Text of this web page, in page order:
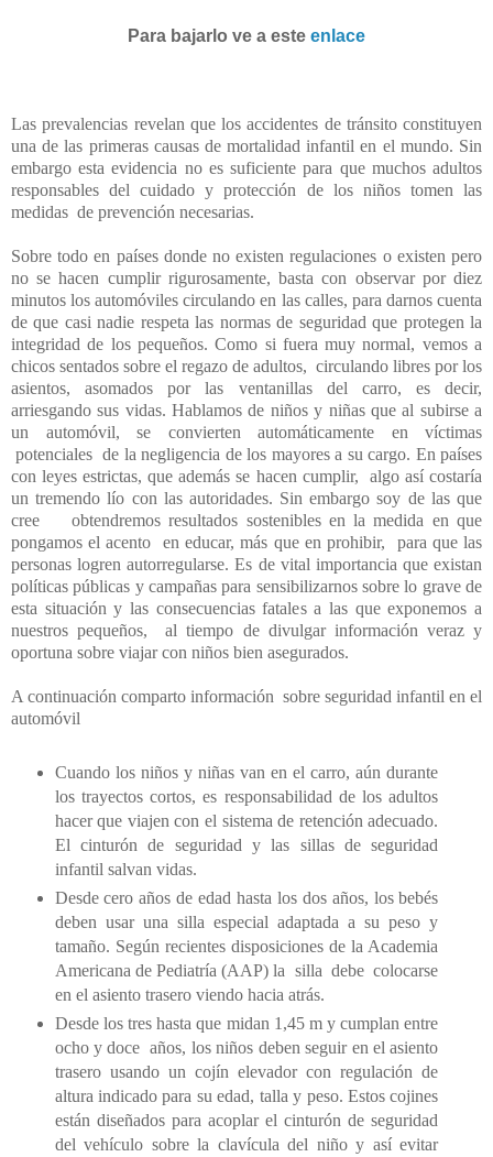
Para bajarlo ve a este enlace
Las prevalencias revelan que los accidentes de tránsito constituyen
una de las primeras causas de mortalidad infantil en el mundo. Sin
embargo esta evidencia no es suficiente para que muchos adultos
responsables del cuidado y protección de los niños tomen las
medidas de prevención necesarias.
Sobre todo en países donde no existen regulaciones o existen pero
no se hacen cumplir rigurosamente, basta con observar por diez
minutos los automóviles circulando en las calles, para darnos cuenta
de que casi nadie respeta las normas de seguridad que protegen la
integridad de los pequeños. Como si fuera muy normal, vemos a
chicos sentados sobre el regazo de adultos, circulando libres por los
asientos, asomados por las ventanillas del carro, es decir,
arriesgando sus vidas. Hablamos de niños y niñas que al subirse a
un automóvil, se convierten automáticamente en víctimas
potenciales de la negligencia de los mayores a su cargo. En países
con leyes estrictas, que además se hacen cumplir, algo así costaría
un tremendo lío con las autoridades. Sin embargo soy de las que
cree
obtendremos resultados sostenibles en la medida en que
pongamos el acento
en educar, más que en prohibir,
para que las
personas logren autorregularse. Es de vital importancia que existan
políticas públicas y campañas para sensibilizarnos sobre lo grave de
esta situación y las consecuencias fatales a las que exponemos a
nuestros pequeños,
al tiempo de divulgar información veraz y
oportuna sobre viajar con niños bien asegurados.
A continuación comparto información sobre seguridad infantil en el
automóvil
Cuando los niños y niñas van en el carro, aún durante
los trayectos cortos, es responsabilidad de los adultos
hacer que viajen con el sistema de retención adecuado.
El cinturón de seguridad y las sillas de seguridad
infantil salvan vidas.
Desde cero años de edad hasta los dos años, los bebés
deben usar una silla especial adaptada a su peso y
tamaño. Según recientes disposiciones de la Academia
Americana de Pediatría (AAP) la silla debe colocarse
en el asiento trasero viendo hacia atrás.
Desde los tres hasta que midan 1,45 m y cumplan entre
ocho y doce años, los niños deben seguir en el asiento
trasero usando un cojín elevador con regulación de
altura indicado para su edad, talla y peso. Estos cojines
están diseñados para acoplar el cinturón de seguridad
del vehículo sobre la clavícula del niño y así evitar